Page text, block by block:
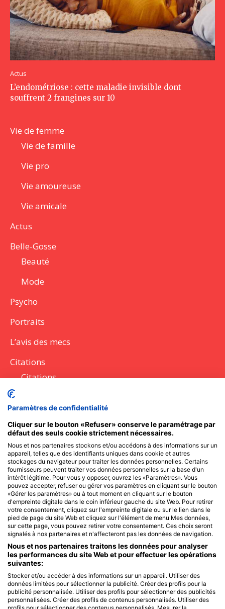
Actus
L’endométriose : cette maladie invisible dont
souffrent 2 frangines sur 10
Vie de femme
Vie de famille
Vie pro
Vie amoureuse
Vie amicale
Actus
Belle-Gosse
Beauté
Mode
Psycho
Portraits
L’avis des mecs
Citations
Citations
Questions à poser
Messages SMS
Recevoir l'actu des Frangines
Reste informé des meilleurs articles et nouveautés avec
seulement 1 e-mail par mois.
Valider
Paramètres de confidentialité
Cliquer sur le bouton «Refuser» conserve le paramétrage par
défaut des seuls cookie strictement nécessaires.
Nous et nos partenaires stockons et/ou accédons à des informations sur un
appareil, telles que des identifiants uniques dans cookie et autres
stockages du navigateur pour traiter les données personnelles. Certains
fournisseurs peuvent traiter vos données personnelles sur la base d'un
intérêt légitime. Pour vous y opposer, ouvrez les «Paramètres». Vous
pouvez accepter, refuser ou gérer vos paramètres en cliquant sur le bouton
«Gérer les paramètres» ou à tout moment en cliquant sur le bouton
d'empreinte digitale dans le coin inférieur gauche du site Web. Pour retirer
votre consentement, cliquez sur l'empreinte digitale ou sur le lien dans le
pied de page du site Web et cliquez sur l'élément de menu Mes données,
sur cette page, vous pouvez retirer votre consentement. Ces choix seront
signalés à nos partenaires et n'affecteront pas les données de navigation.
Nous et nos partenaires traitons les données pour analyser
les performances du site Web et pour effectuer les opérations
suivantes:
Stocker et/ou accéder à des informations sur un appareil. Utiliser des
données limitées pour sélectionner la publicité. Créer des profils pour la
publicité personnalisée. Utiliser des profils pour sélectionner des publicités
personnalisées. Créer des profils de contenus personnalisés. Utiliser des